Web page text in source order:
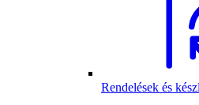
Rendelések és